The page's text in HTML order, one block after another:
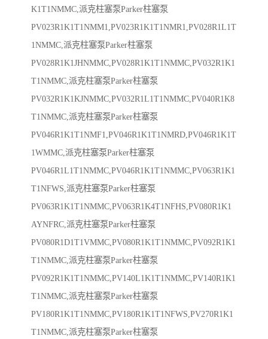
K1T1NMMC,派克柱塞泵Parker柱塞泵
PV023R1K1T1NMM1,PV023R1K1T1NMR1,PV028R1L1T
1NMMC,派克柱塞泵Parker柱塞泵
PV028R1K1JHNMMC,PV028R1K1T1NMMC,PV032R1K1
T1NMMC,派克柱塞泵Parker柱塞泵
PV032R1K1KJNMMC,PV032R1L1T1NMMC,PV040R1K8
T1NMMC,派克柱塞泵Parker柱塞泵
PV046R1K1T1NMF1,PV046R1K1T1NMRD,PV046R1K1T
1WMMC,派克柱塞泵Parker柱塞泵
PV046R1L1T1NMMC,PV046R1K1T1NMMC,PV063R1K1
T1NFWS,派克柱塞泵Parker柱塞泵
PV063R1K1T1NMMC,PV063R1K4T1NFHS,PV080R1K1
AYNFRC,派克柱塞泵Parker柱塞泵
PV080R1D1T1VMMC,PV080R1K1T1NMMC,PV092R1K1
T1NMMC,派克柱塞泵Parker柱塞泵
PV092R1K1T1NMMC,PV140L1K1T1NMMC,PV140R1K1
T1NMMC,派克柱塞泵Parker柱塞泵
PV180R1K1T1NMMC,PV180R1K1T1NFWS,PV270R1K1
T1NMMC,派克柱塞泵Parker柱塞泵